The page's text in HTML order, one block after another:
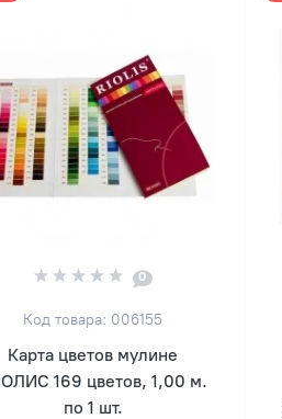
0
Код товара: 006155
Карта цветов мулине
169 цветов, 1,00 м.
по 1 шт.